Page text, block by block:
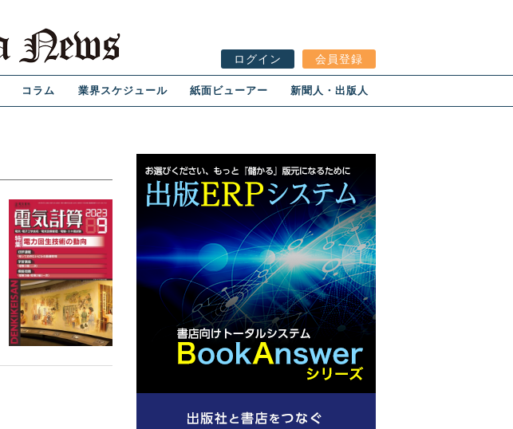
ログイン 会員登録
コラム 業界スケジュール 紙面ビューアー 新聞人・出版人